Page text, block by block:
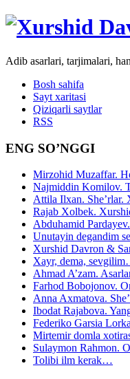
Adib asarlari, tarjimalari,
Bosh sahifa
Sayt xaritasi
Qiziqarli saytlar
RSS
ENG SO’NGGI
Mirzohid Muzaffar.
Najmiddin Komilov.
Attila Ilxan. She’rlar.
Rajab Xolbek.
Abduhamid
Unutayin degandim
Xurshid Davron &
Xayr, dema,
Ahmad A’zam.
Farhod Bobojonov.
Anna Axmatova.
Ibodat Rajabova.
Federiko Garsia
Mirtemir domla
Sulaymon Rahmon.
Tolibi ilm kerak…